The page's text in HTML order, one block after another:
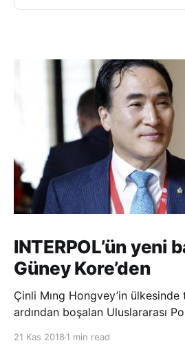
INTERPOL’ün yeni
Güney Kore’den
Çinli Mıng Hongvey’in ülkesinde
ardından boşalan Uluslararası
21 Kas 2018 1 min read